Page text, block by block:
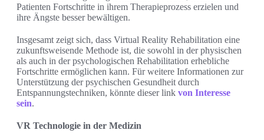
Patienten Fortschritte in ihrem Therapieprozess erzielen und
ihre Ängste besser bewältigen.
Insgesamt zeigt sich, dass Virtual Reality Rehabilitation eine
zukunftsweisende Methode ist, die sowohl in der physischen
als auch in der psychologischen Rehabilitation erhebliche
Fortschritte ermöglichen kann. Für weitere Informationen zur
Unterstützung der psychischen Gesundheit durch
Entspannungstechniken, könnte dieser link von Interesse
sein.
VR Technologie in der Medizin